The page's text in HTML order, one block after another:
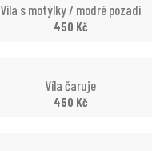
Víla s motýlky / modré pozadí
450 Kč
Víla čaruje
450 Kč